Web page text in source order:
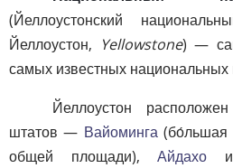
(Йеллоустонский
Йеллоустон, Yellowstone) —
самых известных
Йеллоустон
штатов — Вайоминга(бо́льшая
общей площади),Айдахо